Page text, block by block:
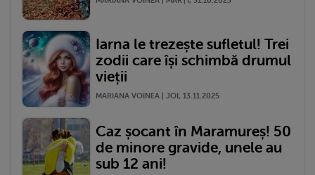
Iarna le trezește sufletul! Trei
zodii care își schimbă drumul
vieții
MARIANA VOINEA | JOI, 13.11.2025
Caz șocant în Maramureș! 50
de minore gravide, unele au
sub 12 ani!